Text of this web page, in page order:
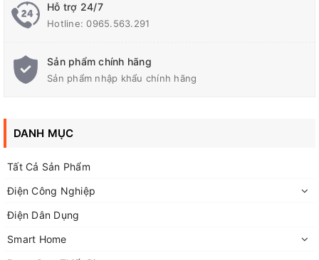
Hỗ trợ 24/7
Hotline:0965.563.291
Sản phẩm chính hãng
Sản phẩm nhập khẩu chính hãng
DANH MỤC
Tất Cả Sản Phẩm
Điện Công Nghiệp
Điện Dân Dụng
Smart Home